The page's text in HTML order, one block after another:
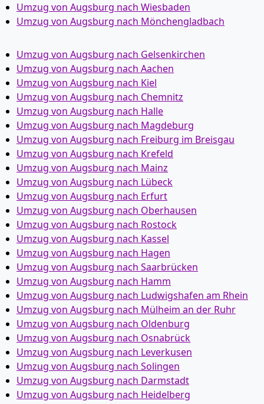
Umzug von Augsburg nach Wiesbaden
Umzug von Augsburg nach Mönchen­gladbach
Umzug von Augsburg nach Gelsenkirchen
Umzug von Augsburg nach Aachen
Umzug von Augsburg nach Kiel
Umzug von Augsburg nach Chemnitz
Umzug von Augsburg nach Halle
Umzug von Augsburg nach Magdeburg
Umzug von Augsburg nach Freiburg im Breisgau
Umzug von Augsburg nach Krefeld
Umzug von Augsburg nach Mainz
Umzug von Augsburg nach Lübeck
Umzug von Augsburg nach Erfurt
Umzug von Augsburg nach Oberhausen
Umzug von Augsburg nach Rostock
Umzug von Augsburg nach Kassel
Umzug von Augsburg nach Hagen
Umzug von Augsburg nach Saarbrücken
Umzug von Augsburg nach Hamm
Umzug von Augsburg nach Ludwigshafen am Rhein
Umzug von Augsburg nach Mülheim an der Ruhr
Umzug von Augsburg nach Oldenburg
Umzug von Augsburg nach Osnabrück
Umzug von Augsburg nach Leverkusen
Umzug von Augsburg nach Solingen
Umzug von Augsburg nach Darmstadt
Umzug von Augsburg nach Heidelberg